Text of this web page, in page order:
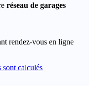
réseau de garages
rendez-vous en ligne
calculés